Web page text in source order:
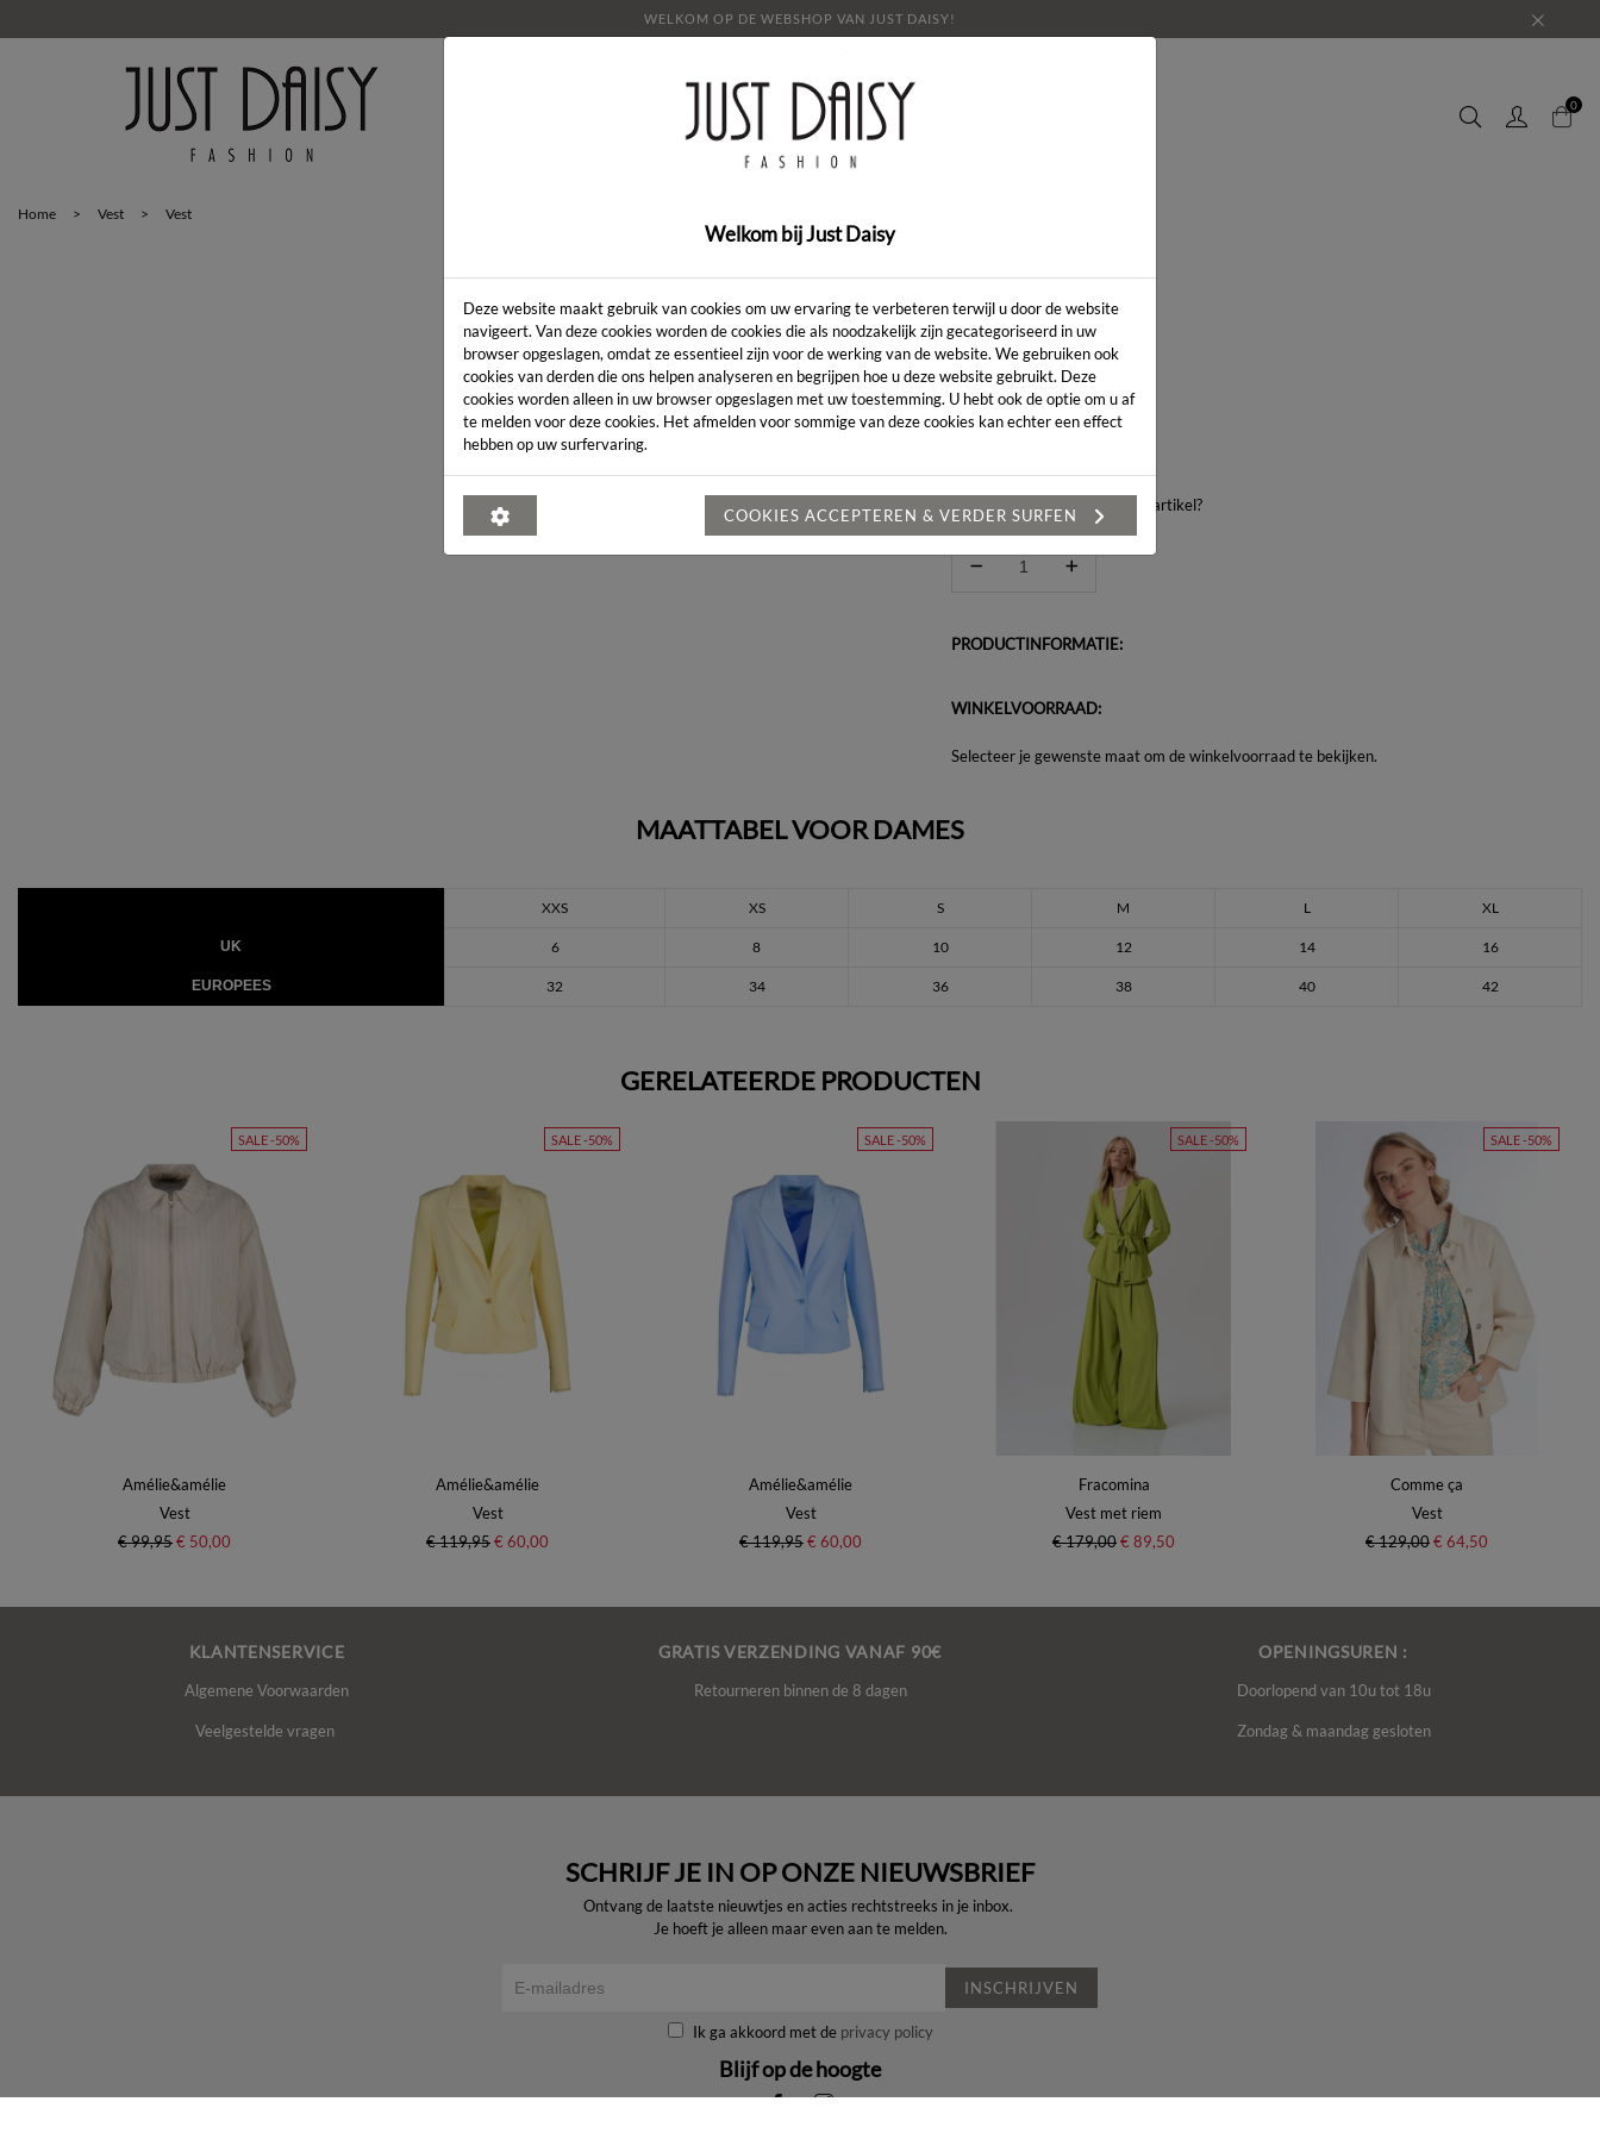
WELKOM OP DE WEBSHOP VAN JUST DAISY!
SALE OVER ONS LOOKBOOK
CONTACT
0
Home > Vest > Vest
LENGTE: *
KLEUR:
Heeft u een vraag over dit artikel?
PRODUCTINFORMATIE:
WINKELVOORRAAD:
Selecteer je gewenste maat om de winkelvoorraad te bekijken.
MAATTABEL VOOR DAMES
XXS XS S M L XL
UK 6 8 10 12 14 16
EUROPEES 32 34 36 38 40 42
GERELATEERDE PRODUCTEN
SALE -50%
Amélie&amélie
Vest
€ 99,95€ 50,00
SALE -50%
Amélie&amélie
Vest
€ 119,95€ 60,00
SALE -50%
Amélie&amélie
Vest
€ 119,95€ 60,00
SALE -50%
Fracomina
Vest met riem
€ 179,00€ 89,50
SALE -50%
Comme ça
Vest
€ 129,00€ 64,50
KLANTENSERVICE
Algemene Voorwaarden
Veelgestelde vragen
GRATIS VERZENDING VANAF 90€
Retourneren binnen de 8 dagen
OPENINGSUREN :
Doorlopend van 10u tot 18u
Zondag & maandag gesloten
Welkom bij Just Daisy
Deze website maakt gebruik van cookies om uw ervaring te verbeteren terwijl u door de website
navigeert. Van deze cookies worden de cookies die als noodzakelijk zijn gecategoriseerd in uw
browser opgeslagen, omdat ze essentieel zijn voor de werking van de website. We gebruiken ook
cookies van derden die ons helpen analyseren en begrijpen hoe u deze website gebruikt. Deze
cookies worden alleen in uw browser opgeslagen met uw toestemming. U hebt ook de optie om u af
te melden voor deze cookies. Het afmelden voor sommige van deze cookies kan echter een effect
hebben op uw surfervaring.
COOKIES ACCEPTEREN & VERDER SURFEN
SCHRIJF JE IN OP ONZE NIEUWSBRIEF
Ontvang de laatste nieuwtjes en acties rechtstreeks in je inbox.
Je hoeft je alleen maar even aan te melden.
INSCHRIJVEN
Ik ga akkoord met de privacy policy
Blijf op de hoogte